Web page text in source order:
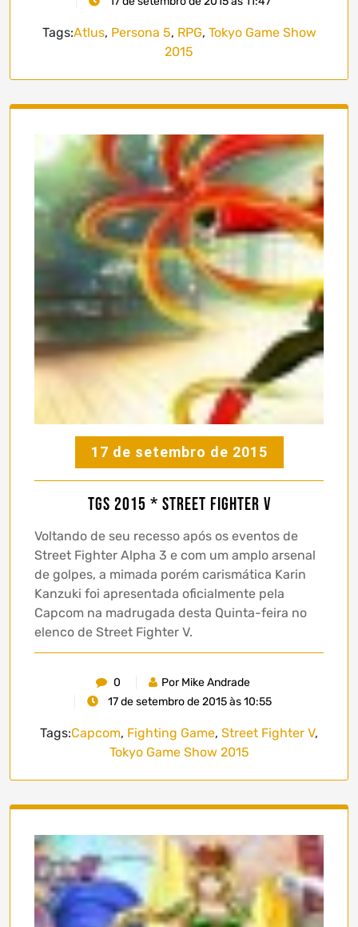
Tags:Atlus, Persona 5, RPG, Tokyo Game Show
2015
17 de setembro de 2015
TGS 2015 * Street Fighter V
Voltando de seu recesso após os eventos de
Street Fighter Alpha 3 e com um amplo arsenal
de golpes, a mimada porém carismática Karin
Kanzuki foi apresentada oficialmente pela
Capcom na madrugada desta Quinta-feira no
elenco de Street Fighter V.
0
Por Mike Andrade
17 de setembro de 2015 às 10:55
Tags:Capcom, Fighting Game, Street Fighter V,
Tokyo Game Show 2015